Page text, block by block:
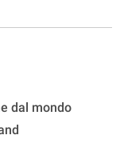
dal mondo